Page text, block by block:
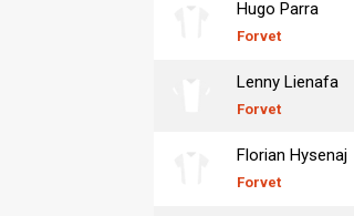
Hugo Parra
Forvet
Lenny Lienafa
Forvet
Florian Hysenaj
Forvet